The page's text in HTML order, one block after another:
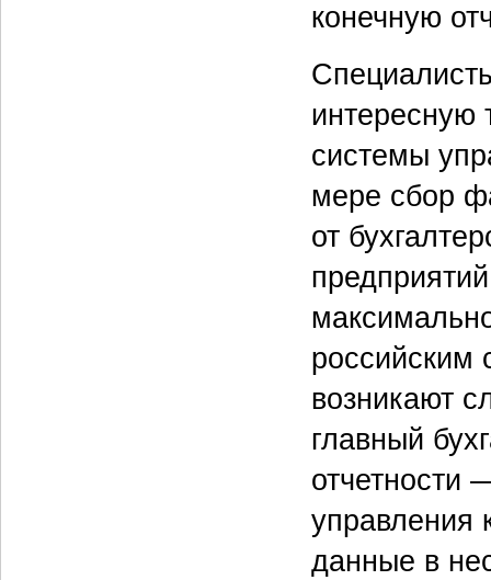
конечную
интересную
системы
мере сбор
от
российским
возникают
главный
отчетности
управления
данные в